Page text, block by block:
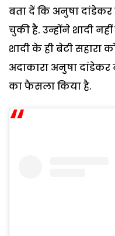
बता दें कि अनुषा दांडेकर
चुकी है. उन्होंने शादी
शादी के ही बेटी सहारा
अदाकारा अनुषा
का फैसला किया है.